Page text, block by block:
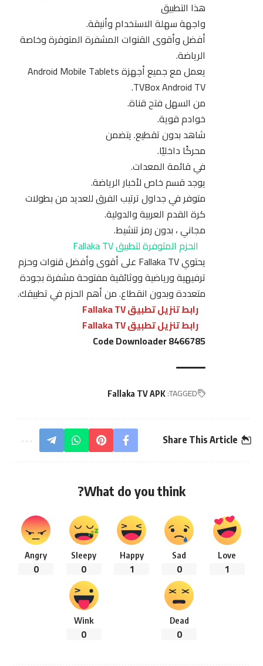
هذا التطبيق
واجهة سهلة الاستخدام وأنيقة.
أفضل وأقوى القنوات المشفرة المتوفرة وخاصة
الرياضة.
يعمل مع جميع أجهزة Android Mobile Tablets
TVBox Android TV.
من السهل فتح قناة.
خوادم قوية.
شاهد بدون تقطيع. يتضمن
محركًا داخليًا.
في قائمة المعدات.
يوجد قسم خاص لأخبار الرياضة.
متوفر في جداول ترتيب الفرق للعديد من بطولات
كرة القدم العربية والدولية.
مجاني ، بدون رمز تنشيط.
الحزم المتوفرة لتطبيق Fallaka TV
يحتوي Fallaka TV على أقوى وأفضل قنوات وحزم
ترفيهية ورياضية ووثائقية مفتوحة مشفرة بجودة
متعددة وبدون انقطاع. من أهم الحزم في تطبيقك.
رابط تنزيل تطبيق Fallaka TV
رابط تنزيل تطبيق Fallaka TV
Code Downloader 8466785
TAGGED:
Fallaka TV APK
Share This Article
What do you think?
Love
1
Sad
0
Happy
1
Sleepy
0
Angry
0
Dead
0
Wink
0